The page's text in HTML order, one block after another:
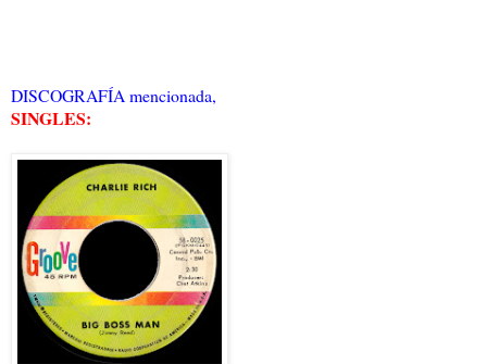
DISCOGRAFÍA mencionada,
SINGLES: